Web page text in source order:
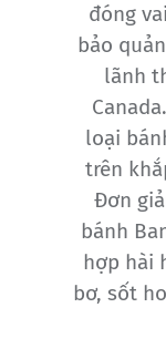
đóng
bảo
lãnh
loại
trên
Đơn
bánh
hợp hài
bơ, sốt